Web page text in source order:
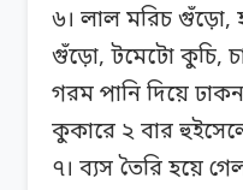
৬। লাল মরিচ গুঁড়ো,
গুঁড়ো, টমেটো কুচি,
গরম পানি দিয়ে
কুকারে ২ বার
৭। ব্যস তৈরি হয়ে